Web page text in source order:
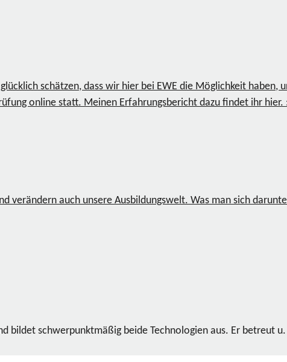
schätzen, dass wir hier bei EWE die Möglichkeit haben,
online statt. Meinen Erfahrungsbericht dazu findet ihr hier.
auch unsere Ausbildungswelt. Was man sich
bildet schwerpunktmäßig beide Technologien aus. Er betreut